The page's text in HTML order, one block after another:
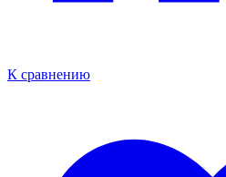
К сравнению